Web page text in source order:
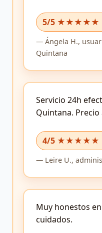
5/5 ★★★★★
— Ángela H.,
Quintana
4/5 ★★★★★
Servicio 24h
Quintana.
— Leire U.,
Muy honestos
cuidados.